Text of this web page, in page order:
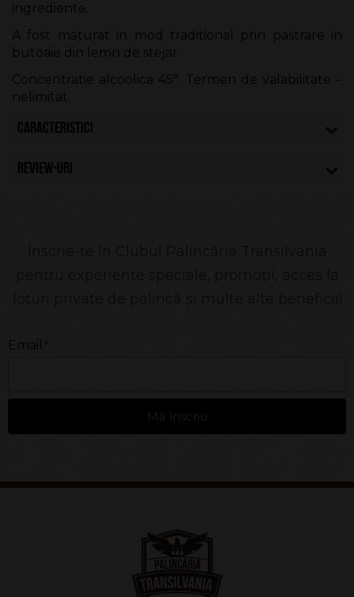
ingrediente.
A fost maturat in mod traditional prin pastrare in
butoaie din lemn de stejar.
Concentratie alcoolica 45°. Termen de valabilitate –
nelimitat.
Caracteristici
Review-uri
Email